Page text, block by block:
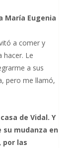
María Eugenia
a comer y
hacer. Le
a sus
pero me llamó,
de Vidal. Y
su mudanza en
por las